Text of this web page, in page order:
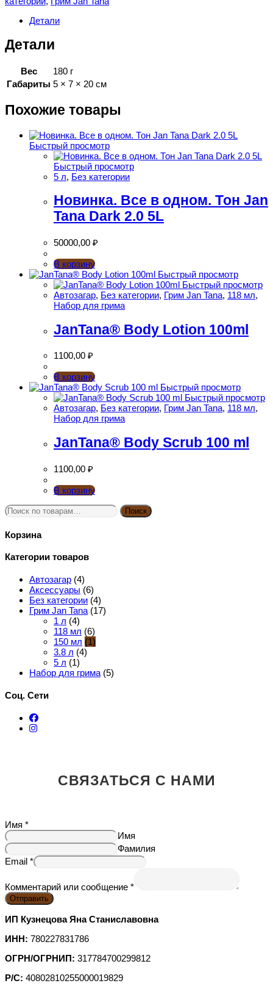
Jan
150
Детали
Детали
Вес
180 г
Габариты 5 × 7 × 20 см
Похожие товары
Быстрый просмотр
Быстрый просмотр
5 л, Без категории
Новинка. Все в одном. Тон Jan
Tana Dark 2.0 5L
50000,00 ₽
В корзину
Быстрый просмотр
Быстрый просмотр
Автозагар, Без категории, Грим Jan Tana, 118 мл,
Набор для грима
JanTana® Body Lotion 100ml
1100,00 ₽
В корзину
Быстрый просмотр
Быстрый просмотр
Автозагар, Без категории, Грим Jan Tana, 118 мл,
Набор для грима
JanTana® Body Scrub 100 ml
1100,00 ₽
В корзину
Искать:
Поиск
Корзина
Категории товаров
Автозагар (4)
Аксессуары (6)
Без категории (4)
Грим Jan Tana (17)
1 л (4)
118 мл (6)
150 мл (1)
3.8 л (4)
5 л (1)
Набор для грима (5)
Соц. Сети
СВЯЗАТЬСЯ С НАМИ
Имя *
Имя
Фамилия
Email *
Комментарий или сообщение *
Отправить
ИП Кузнецова Яна Станиславовна
ИНН: 780227831786
ОГРН/ОГРНИП: 317784700299812
Р/С: 40802810255000019829